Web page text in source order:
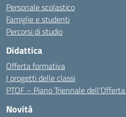
Personale scolastico
Famiglie e studenti
Percorsi di studio
Didattica
Offerta formativa
I progetti delle classi
PTOF – Piano Triennale
Novità